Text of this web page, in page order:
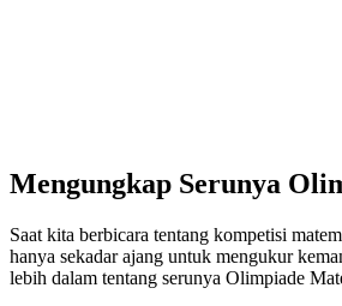
Mengungkap Serunya
Saat kita berbicara tentang kompetisi
hanya sekadar ajang untuk mengukur
lebih dalam tentang serunya Olimpiade